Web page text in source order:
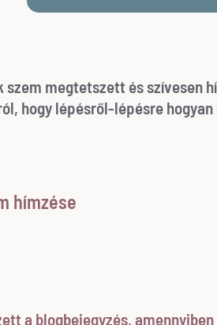
szem megtetszett és szívesen
hogy lépésről-lépésre
hímzése
a blogbejegyzés,